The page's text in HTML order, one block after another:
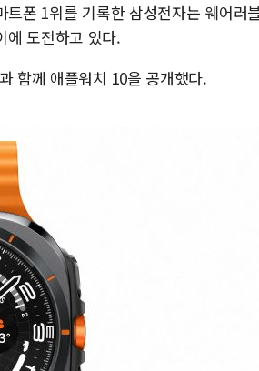
폰 1위를 기록한 삼성전자는 웨어러
에 도전하고 있다.
함께 애플워치 10을 공개했다.